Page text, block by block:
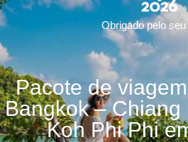
Pacote de
Bangkok – Chiang
Koh Phi Phi
Obrigado pelo seu